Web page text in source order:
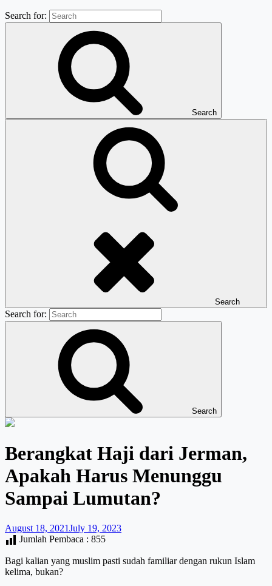
Search for:
Search
Search
Search for:
Search
Berangkat Haji dari Jerman,
Apakah Harus Menunggu
Sampai Lumutan?
August 18, 2021July 19, 2023
Jumlah Pembaca : 855
Bagi kalian yang muslim pasti sudah familiar dengan rukun Islam
kelima, bukan?